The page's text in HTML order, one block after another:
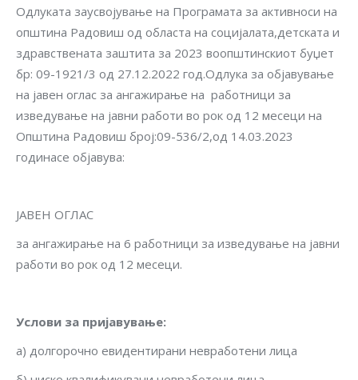
Одлуката заусвојување на Програмата за активноси на
општина Радовиш од областа на социјалата,детската и
здравствената заштита за 2023 воопштинскиот буџет
бр: 09-1921/3 од 27.12.2022 год.Одлука за објавување
на јавен оглас за ангажирање на работници за
изведување на јавни работи во рок од 12 месеци на
Општина Радовиш број:09-536/2,од 14.03.2023
годинасе објавува:
ЈАВЕН ОГЛАС
за ангажирање на 6 работници за изведување на јавни
работи во рок од 12 месеци.
Услови за пријавување:
а) долгорочно евидентирани невработени лица